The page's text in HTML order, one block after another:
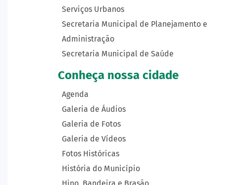
Serviços Urbanos
Secretaria Municipal de Planejamento e
Administração
Secretaria Municipal de Saúde
Conheça nossa cidade
Agenda
Galeria de Áudios
Galeria de Fotos
Galeria de Vídeos
Fotos Históricas
História do Município